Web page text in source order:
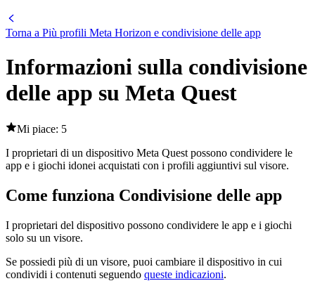
Torna a Più profili Meta Horizon e condivisione delle app
Informazioni sulla condivisione
delle app su Meta Quest
Mi piace: 5
I proprietari di un dispositivo Meta Quest possono condividere le
app e i giochi idonei acquistati con i profili aggiuntivi sul visore.
Come funziona Condivisione delle app
I proprietari del dispositivo possono condividere le app e i giochi
solo su un visore.
Se possiedi più di un visore, puoi cambiare il dispositivo in cui
condividi i contenuti seguendo queste indicazioni.